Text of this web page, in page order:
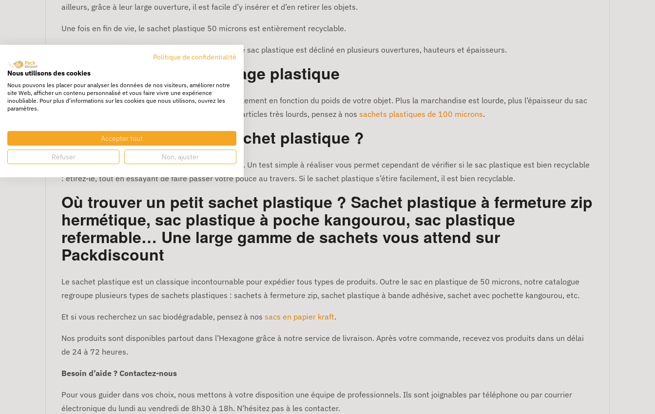
ailleurs, grâce à leur large ouverture, il est facile d’y insérer et d’en retirer les objets.
Une fois en fin de vie, le sachet plastique 50 microns est entièrement recyclable.
Pour vous donner entière satisfaction, ce modèle de sac plastique est décliné en plusieurs ouvertures, hauteurs et épaisseurs.
Bien choisir son emballage plastique
Le choix du sachet plastique adapté se fait principalement en fonction du poids de votre objet. Plus la marchandise est lourde, plus l’épaisseur du sac
plastique à utiliser doit être élevée. Ainsi, pour vos articles très lourds, pensez à nos sachets plastiques de 100 microns.
Comment recycler un sachet plastique ?
Tous les sachets plastiques ne sont pas recyclables. Un test simple à réaliser vous permet cependant de vérifier si le sac plastique est bien recyclable
: étirez-le, tout en essayant de faire passer votre pouce au travers. Si le sachet plastique s’étire facilement, il est bien recyclable.
Où trouver un petit sachet plastique ? Sachet plastique à fermeture zip
hermétique, sac plastique à poche kangourou, sac plastique
refermable… Une large gamme de sachets vous attend sur
Packdiscount
Le sachet plastique est un classique incontournable pour expédier tous types de produits. Outre le sac en plastique de 50 microns, notre catalogue
regroupe plusieurs types de sachets plastiques : sachets à fermeture zip, sachet plastique à bande adhésive, sachet avec pochette kangourou, etc.
Et si vous recherchez un sac biodégradable, pensez à nos sacs en papier kraft.
Nos produits sont disponibles partout dans l’Hexagone grâce à notre service de livraison. Après votre commande, recevez vos produits dans un délai
de 24 à 72 heures.
Besoin d’aide ? Contactez-nous
Pour vous guider dans vos choix, nous mettons à votre disposition une équipe de professionnels. Ils sont joignables par téléphone ou par courrier
électronique du lundi au vendredi de 8h30 à 18h. N’hésitez pas à les contacter.
Politique de confidentialité
Nous utilisons des cookies
Nous pouvons les placer pour analyser les données de nos visiteurs, améliorer notre
site Web, afficher un contenu personnalisé et vous faire vivre une expérience
inoubliable. Pour plus d'informations sur les cookies que nous utilisons, ouvrez les
paramètres.
Accepter tout
Refuser Non, ajuster